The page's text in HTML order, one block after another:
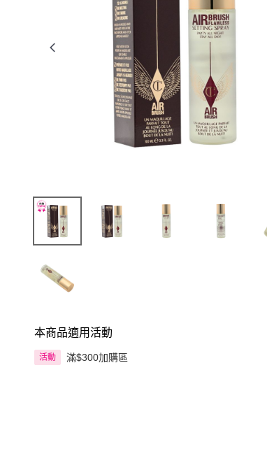
本商品適用活動
活動 滿$300加購區